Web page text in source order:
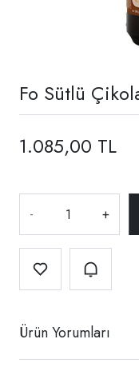
Fo Sütlü
1.085,00 TL
- +
Ürün Yorumları